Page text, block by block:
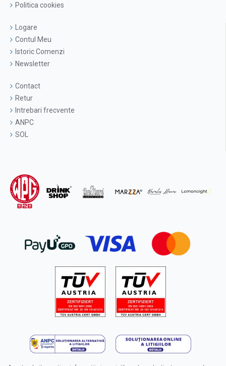
Politica cookies
Logare
Contul Meu
Istoric Comenzi
Newsletter
Contact
Retur
Intrebari frecvente
ANPC
SOL